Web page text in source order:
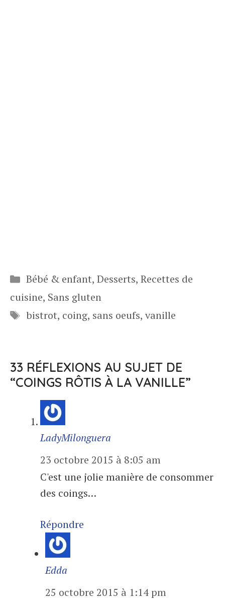
Catégories
Bébé & enfant, Desserts, Recettes de
cuisine, Sans gluten
Étiquettes
bistrot, coing, sans oeufs, vanille
33 RÉFLEXIONS AU SUJET DE
“COINGS RÔTIS À LA VANILLE”
LadyMilonguera
23 octobre 2015 à 8:05 am
C'est une jolie manière de consommer
des coings…
Répondre
Edda
25 octobre 2015 à 1:14 pm